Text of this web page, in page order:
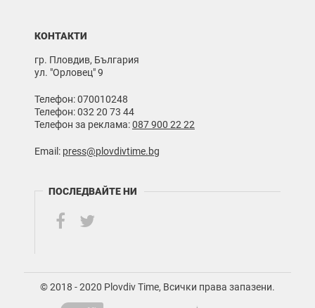
КОНТАКТИ
гр. Пловдив, България
ул. "Орловец" 9
Телефон: 070010248
Телефон: 032 20 73 44
Телефон за реклама:087 900 22 22
Email: press@plovdivtime.bg
ПОСЛЕДВАЙТЕ НИ
© 2018 - 2020 Plovdiv Time, Всички права запазени.